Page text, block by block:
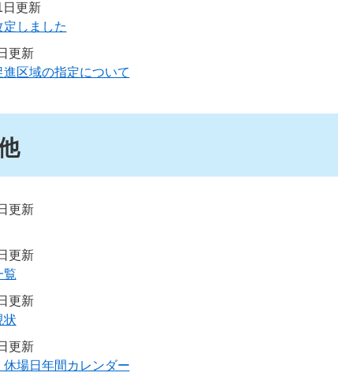
更新
しました
更新
区域の指定について
更新
更新
覧
更新
状
更新
場日年間カレンダー